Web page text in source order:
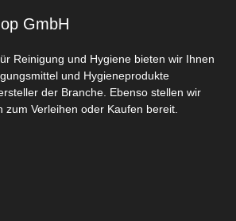
GmbH
Reinigung und Hygiene bieten wir Ihnen
und Hygieneprodukte
der Branche. Ebenso stellen wir
zum Verleihen oder Kaufen bereit.